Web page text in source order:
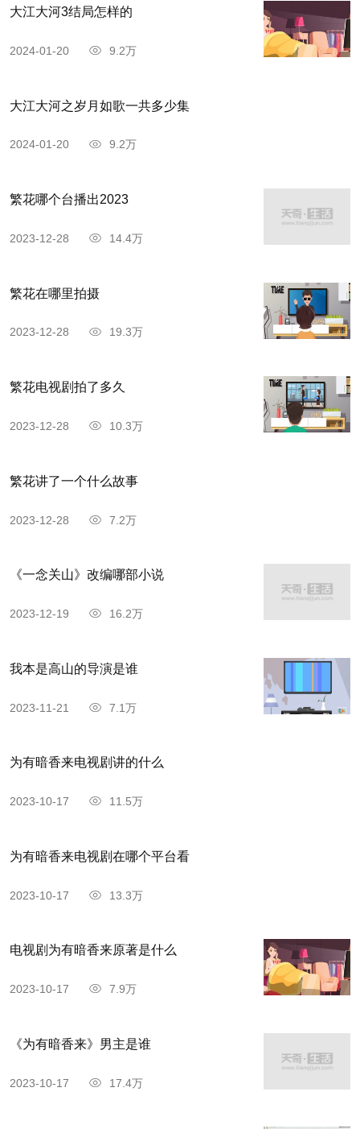
大江大河3结局怎样的
2024-01-20 9.2万
大江大河之岁月如歌一共多少集
2024-01-20 9.2万
繁花哪个台播出2023
2023-12-28 14.4万
繁花在哪里拍摄
2023-12-28 19.3万
繁花电视剧拍了多久
2023-12-28 10.3万
繁花讲了一个什么故事
2023-12-28 7.2万
《一念关山》改编哪部小说
2023-12-19 16.2万
我本是高山的导演是谁
2023-11-21 7.1万
为有暗香来电视剧讲的什么
2023-10-17 11.5万
为有暗香来电视剧在哪个平台看
2023-10-17 13.3万
电视剧为有暗香来原著是什么
2023-10-17 7.9万
《为有暗香来》男主是谁
2023-10-17 17.4万